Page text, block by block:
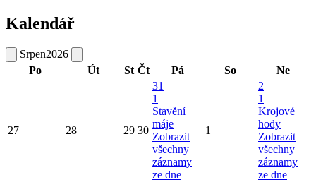
Kalendář
Srpen2026
Po
Út St Čt Pá So Ne
27 28 29 30
31
1
Stavění
máje
Zobrazit
všechny
záznamy
ze dne
1
2
1
Krojové
hody
Zobrazit
všechny
záznamy
ze dne